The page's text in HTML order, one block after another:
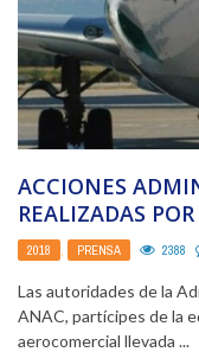
ACCIONES
REALIZADAS
CAMBIO DE LAS
2018 , PRENSA 2388
Las autoridades de la
ANAC, partícipes de la
aerocomercial llevada ...